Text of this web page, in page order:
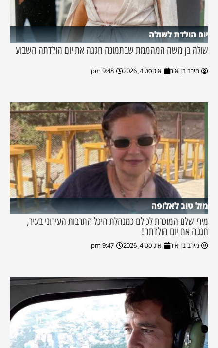
יום הולדת לשולה
שולה בן משה המהממת שבתמונה חגגה את יום הולדתה השבוע
מירב בן יאיר אוגוסט 4, 2026 9:48 pm
מזל טוב לאלופה
מירי שלם המוכרת לכולם כמנהלת היכל התרבות העירוני בעיר,
חגגה את יום הולדתה!
מירב בן יאיר אוגוסט 4, 2026 9:47 pm